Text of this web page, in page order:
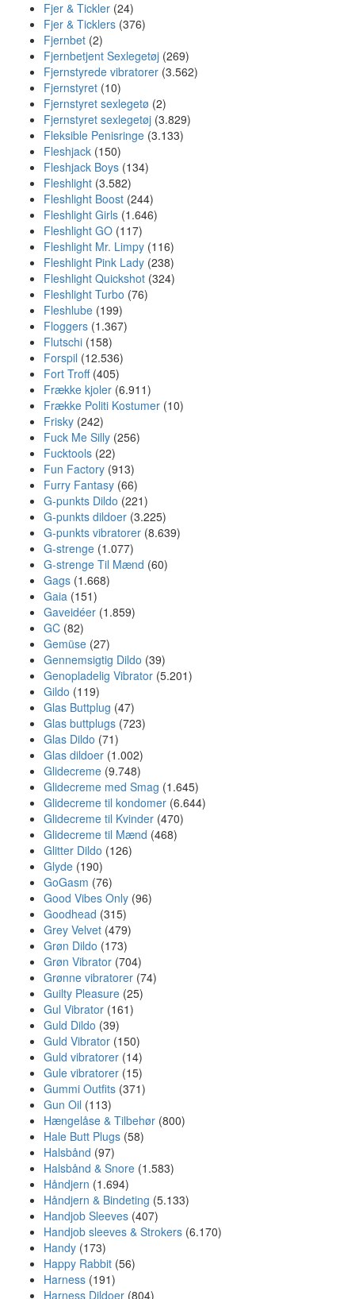
Fjer & Tickler (24)
Fjer & Ticklers (376)
Fjernbet (2)
Fjernbetjent Sexlegetøj (269)
Fjernstyrede vibratorer (3.562)
Fjernstyret (10)
Fjernstyret sexlegetø (2)
Fjernstyret sexlegetøj (3.829)
Fleksible Penisringe (3.133)
Fleshjack (150)
Fleshjack Boys (134)
Fleshlight (3.582)
Fleshlight Boost (244)
Fleshlight Girls (1.646)
Fleshlight GO (117)
Fleshlight Mr. Limpy (116)
Fleshlight Pink Lady (238)
Fleshlight Quickshot (324)
Fleshlight Turbo (76)
Fleshlube (199)
Floggers (1.367)
Flutschi (158)
Forspil (12.536)
Fort Troff(405)
Frække kjoler (6.911)
Frække Politi Kostumer (10)
Frisky (242)
Fuck Me Silly (256)
Fucktools (22)
Fun Factory (913)
Furry Fantasy (66)
G-punkts Dildo (221)
G-punkts dildoer (3.225)
G-punkts vibratorer (8.639)
G-strenge (1.077)
G-strenge Til Mænd (60)
Gags (1.668)
Gaia (151)
Gaveidéer (1.859)
GC (82)
Gemüse (27)
Gennemsigtig Dildo (39)
Genopladelig Vibrator (5.201)
Gildo (119)
Glas Buttplug (47)
Glas buttplugs (723)
Glas Dildo (71)
Glas dildoer (1.002)
Glidecreme (9.748)
Glidecreme med Smag (1.645)
Glidecreme til kondomer (6.644)
Glidecreme til Kvinder (470)
Glidecreme til Mænd (468)
Glitter Dildo (126)
Glyde (190)
GoGasm (76)
Good Vibes Only (96)
Goodhead (315)
Grey Velvet (479)
Grøn Dildo (173)
Grøn Vibrator (704)
Grønne vibratorer (74)
Guilty Pleasure (25)
Gul Vibrator (161)
Guld Dildo (39)
Guld Vibrator (150)
Guld vibratorer (14)
Gule vibratorer (15)
Gummi Outfits (371)
Gun Oil (113)
Hængelåse & Tilbehør (800)
Hale Butt Plugs (58)
Halsbånd (97)
Halsbånd & Snore (1.583)
Håndjern (1.694)
Håndjern & Bindeting (5.133)
Handjob Sleeves (407)
Handjob sleeves & Strokers (6.170)
Handy (173)
Happy Rabbit (56)
Harness (191)
Harness Dildoer (804)